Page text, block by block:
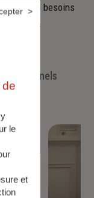
vos besoins
demain.
le
et